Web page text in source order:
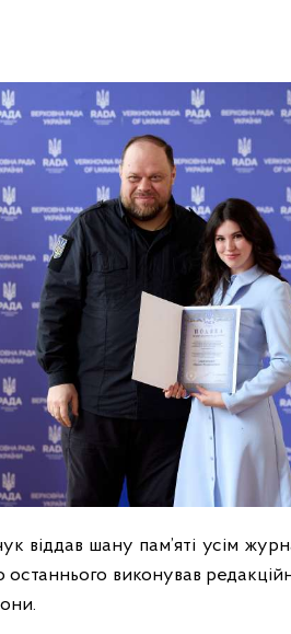
віддав шану пам’яті усім
останнього виконував